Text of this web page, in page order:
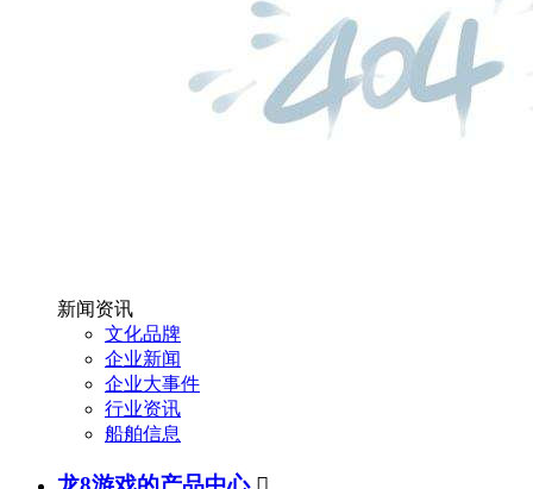
新闻资讯
文化品牌
企业新闻
企业大事件
行业资讯
船舶信息